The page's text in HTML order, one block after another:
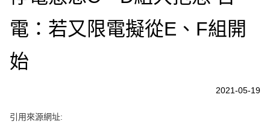
電：若又限電擬從E、F組開
始
2021-05-19
引用來源網址: